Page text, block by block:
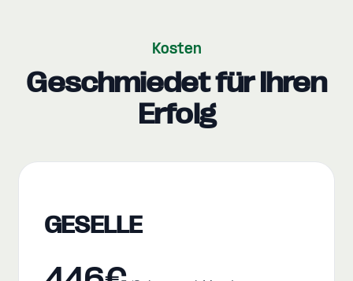
Kosten
Geschmiedet für Ihren
Erfolg
GESELLE